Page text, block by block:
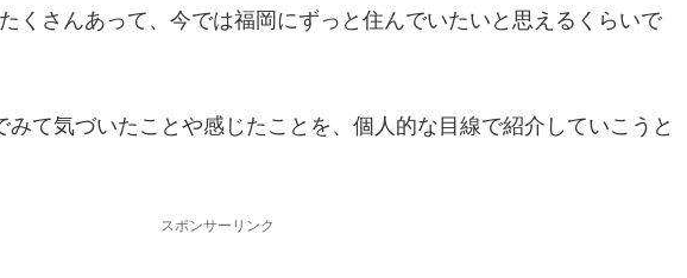
くさんあって、今では福岡にずっと住んでいたいと思えるくらいで
て気づいたことや感じたことを、個人的な目線で紹介していこうと
スポンサーリンク